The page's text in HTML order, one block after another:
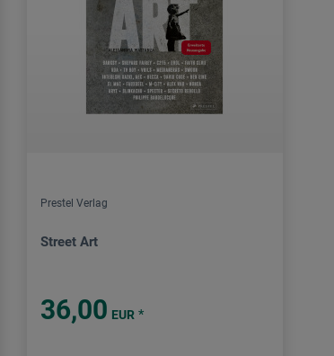
Prestel Verlag
Street Art
36,00 EUR *